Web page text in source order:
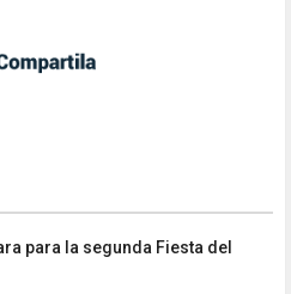
para la segunda Fiesta del